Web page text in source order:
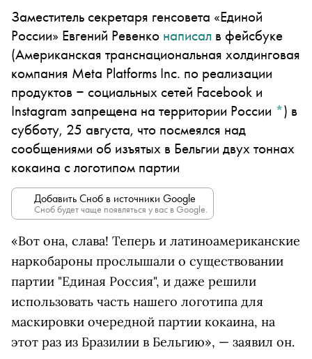
Заместитель секретаря генсовета «Единой
России» Евгений Ревенко написал вфейсбуке
(Американская транснациональная холдинговая
компания Meta Platforms Inc. по реализации
продуктов ‒ социальных сетей Facebook и
Instagram запрещена на территории России *) в
субботу, 25 августа, что посмеялся над
сообщениями об изъятых в Бельгии двух тоннах
кокаина с логотипом партии
Добавить Сноб в источники Google
Сноб будет чаще появляться у вас в Google.
«Вот она, слава! Теперь и латиноамериканские
наркобароны прослышали о существовании
партии "Единая Россия", и даже решили
использовать часть нашего логотипа для
маскировки очередной партии кокаина, на
этот раз из Бразилии в Бельгию», — заявил он.